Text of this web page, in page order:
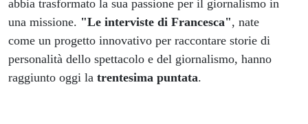
abbia trasformato la sua passione per il giornalismo in
una missione. "Le interviste di Francesca", nate
come un progetto innovativo per raccontare storie di
personalità dello spettacolo e del giornalismo, hanno
raggiunto oggi la trentesima puntata.